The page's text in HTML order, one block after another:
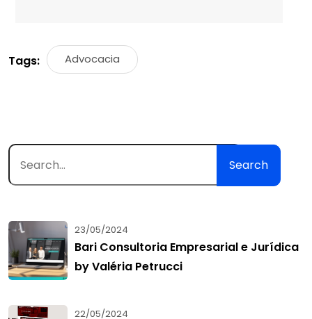
Tags: Advocacia
Search
23/05/2024
Bari Consultoria Empresarial e Jurídica
by Valéria Petrucci
22/05/2024